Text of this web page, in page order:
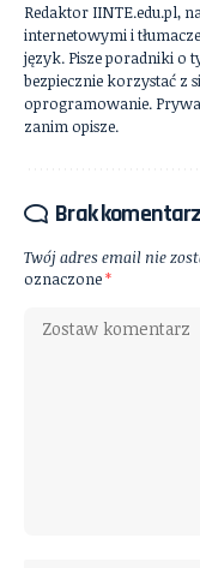
Redaktor IINTE.edu.pl,
internetowymi i
język. Pisze poradniki o
bezpiecznie korzystać z
oprogramowanie.
zanim opisze.
Brak
Twój adres email nie
oznaczone*